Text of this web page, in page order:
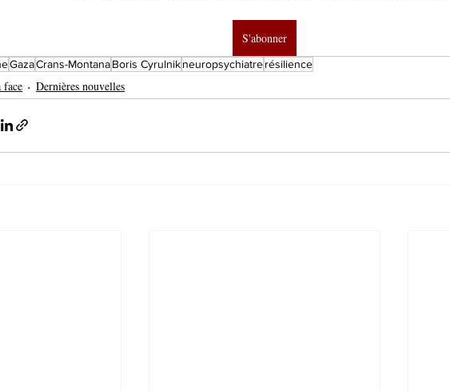
S'abonner
GazaCrans-MontanaBoris Cyrulnikneuropsychiatrerésilience
face Dernières nouvelles